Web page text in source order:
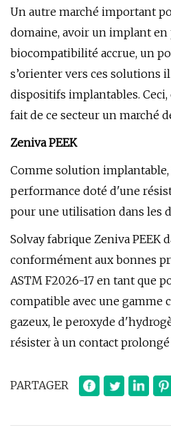
Un autre marché important
domaine, avoir un implant en
biocompatibilité accrue, un
s’orienter vers ces solutions
dispositifs implantables.
fait de ce secteur un marché
Zeniva PEEK
Comme solution implantable,
performance doté d'une
pour une utilisation dans les
Solvay fabrique Zeniva PEEK
conformément aux bonnes
ASTM F2026-17 en tant que
compatible avec une gamme
gazeux, le peroxyde
résister à un contact
PARTAGER